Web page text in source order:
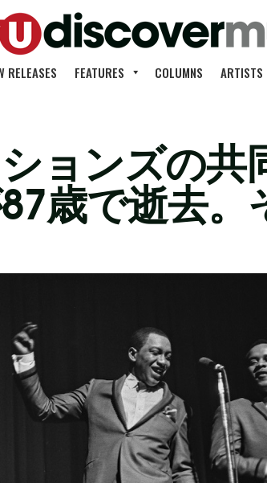
RELEASES FEATURES COLUMNS ARTISTS
ョンズの共
歳で逝去。